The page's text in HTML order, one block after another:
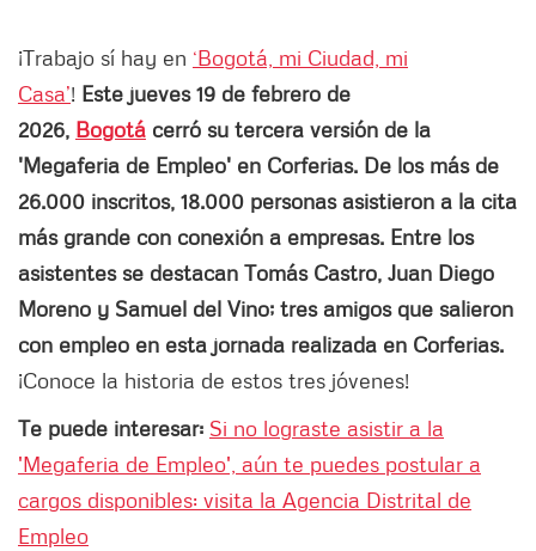
¡Trabajo sí hay en ‘Bogotá, mi Ciudad, mi
Casa’! Este jueves 19 de febrero de
2026, Bogotá cerró su tercera versión de la
'Megaferia de Empleo' en Corferias. De los más de
26.000 inscritos, 18.000 personas asistieron a la cita
más grande con conexión a empresas. Entre los
asistentes se destacan Tomás Castro, Juan Diego
Moreno y Samuel del Vino; tres amigos que salieron
con empleo en esta jornada realizada en Corferias.
¡Conoce la historia de estos tres jóvenes!
Te puede interesar: Si no lograste asistir a la
'Megaferia de Empleo', aún te puedes postular a
cargos disponibles: visita la Agencia Distrital de
Empleo